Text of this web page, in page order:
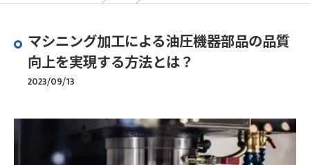
マシニング加工による油圧機器部品の品質
向上を実現する方法とは？
2023/09/13